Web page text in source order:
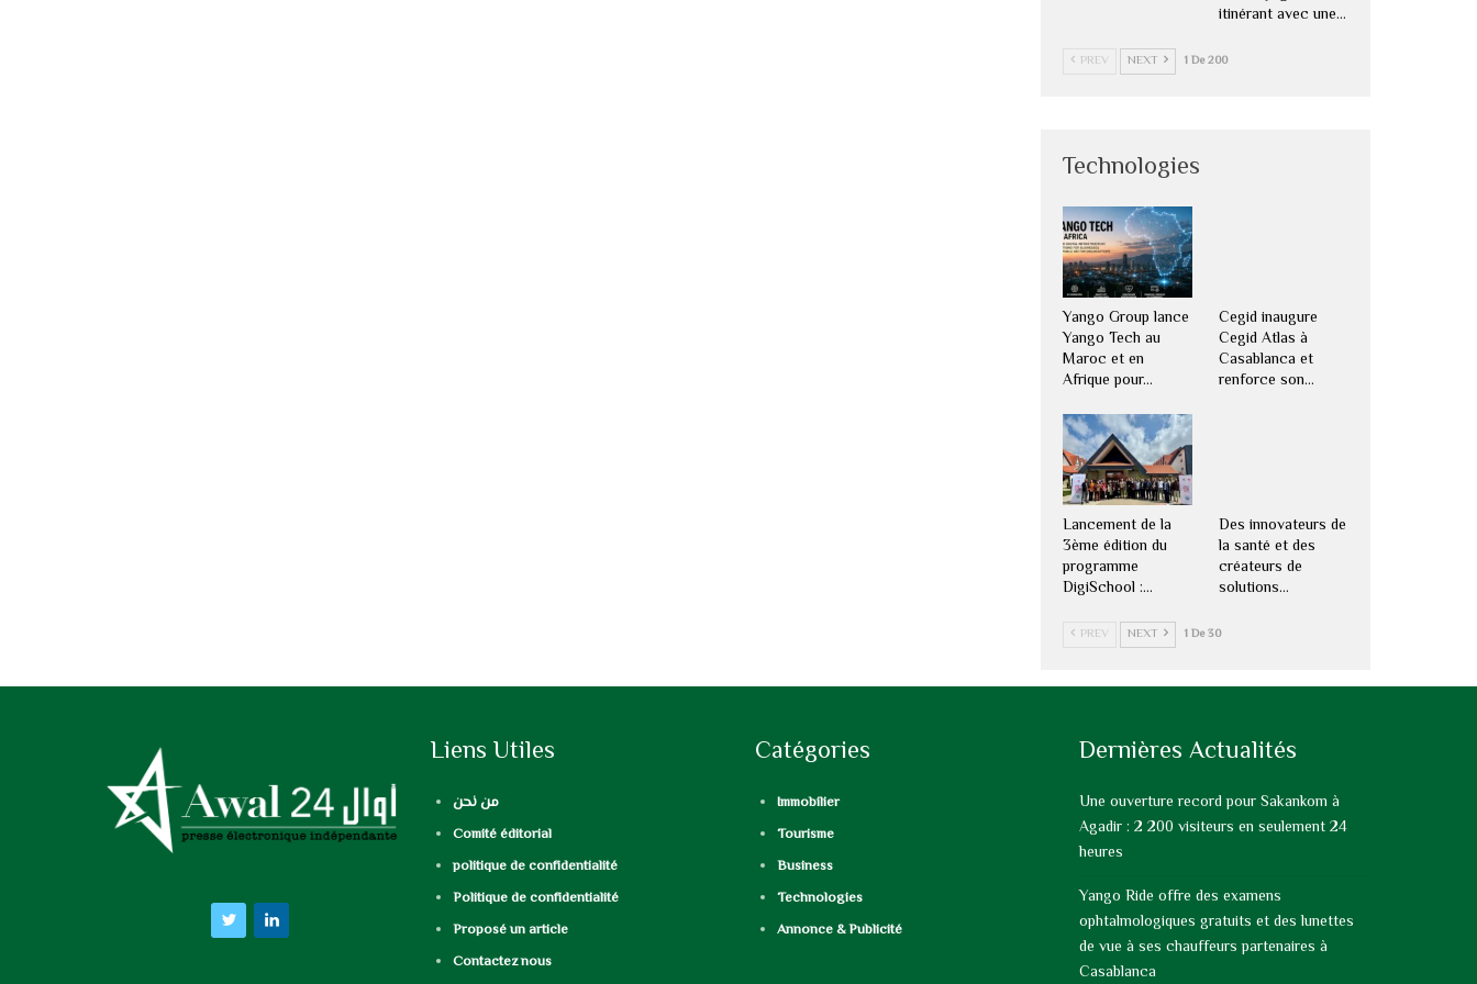
itinérant avec une…
PREV NEXT 1 De 200
Technologies
Yango Group lance
Yango Tech au
Maroc et en
Afrique pour…
Cegid inaugure
Cegid Atlas à
Casablanca et
renforce son…
Lancement de la
3ème édition du
programme
DigiSchool :…
Des innovateurs de
la santé et des
créateurs de
solutions…
PREV NEXT 1 De 30
Liens Utiles
من نحن
Comité éditorial
politique de confidentialité
Politique de confidentialité
Proposé un article
Contactez nous
Catégories
Immobilier
Tourisme
Business
Technologies
Annonce & Publicité
Dernières Actualités
Une ouverture record pour Sakankom à
Agadir : 2 200 visiteurs en seulement 24
heures
Yango Ride offre des examens
ophtalmologiques gratuits et des lunettes
de vue à ses chauffeurs partenaires à
Casablanca